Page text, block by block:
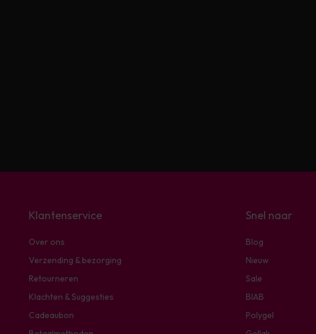
Klantenservice
Over ons
Verzending & bezorging
Retourneren
Klachten & Suggesties
Cadeaubon
Snel naar
Blog
Nieuw
Sale
BIAB
Polygel